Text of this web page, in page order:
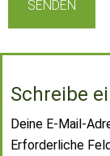
Schreibe
Deine E-Mail-
Erforderliche